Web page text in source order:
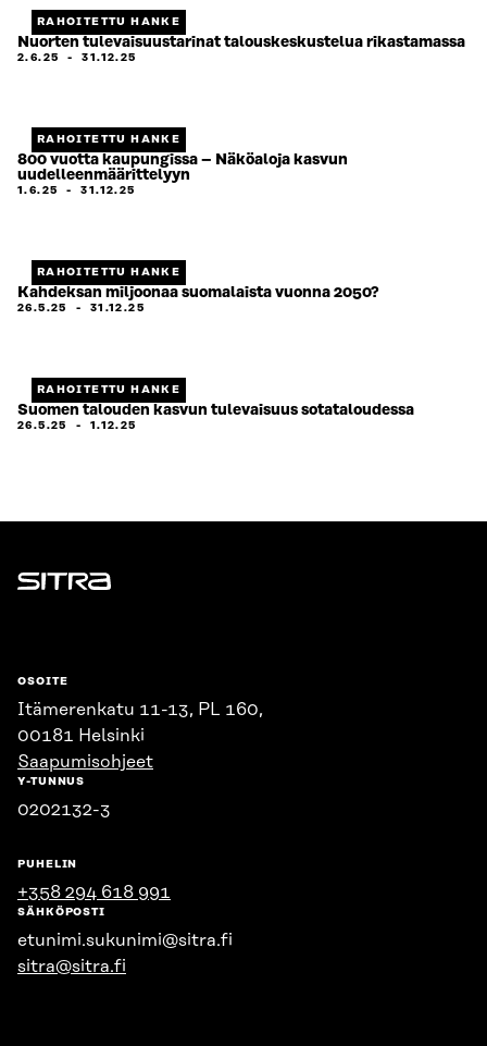
RAHOITETTU HANKE
Nuorten tulevaisuustarinat talouskeskustelua rikastamassa
2.6.25 -31.12.25
RAHOITETTU HANKE
800 vuotta kaupungissa – Näköaloja kasvun
uudelleenmäärittelyyn
1.6.25 -31.12.25
RAHOITETTU HANKE
Kahdeksan miljoonaa suomalaista vuonna 2050?
26.5.25 - 31.12.25
RAHOITETTU HANKE
Suomen talouden kasvun tulevaisuus sotataloudessa
26.5.25 - 1.12.25
Sitra
OSOITE
Itämerenkatu 11-13, PL 160,
00181 Helsinki
Saapumisohjeet
Y-TUNNUS
0202132-3
PUHELIN
+358 294 618 991
SÄHKÖPOSTI
etunimi.sukunimi@sitra.fi
sitra@sitra.fi